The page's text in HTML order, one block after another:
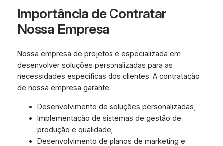
Importância de Contratar
Nossa Empresa
Nossa empresa de projetos é especializada em
desenvolver soluções personalizadas para as
necessidades específicas dos clientes. A contratação
de nossa empresa garante:
Desenvolvimento de soluções personalizadas;
Implementação de sistemas de gestão de
produção e qualidade;
Desenvolvimento de planos de marketing e